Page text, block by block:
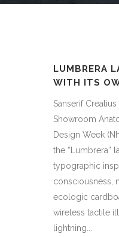
LUMBRERA
WITH ITS
Sanserif
Showroom
Design Week
the “Lumbrera”
typographic
consciousness,
ecologic
wireless tactile
lightning...